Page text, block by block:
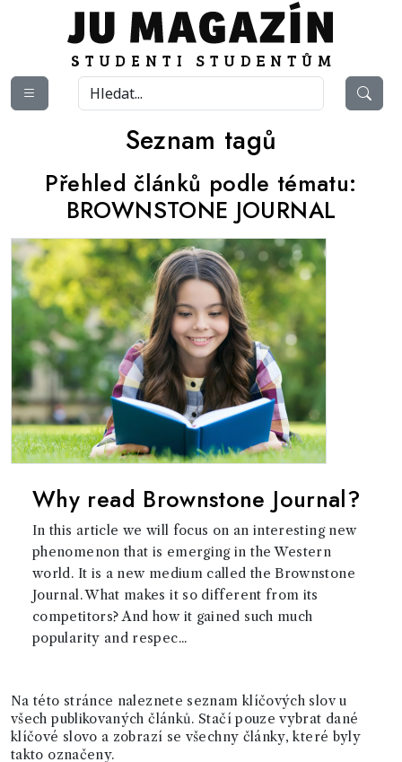
Seznam tagů
Přehled článků podle tématu:
BROWNSTONE JOURNAL
Why read Brownstone Journal?
In this article we will focus on an interesting new
phenomenon that is emerging in the Western
world. It is a new medium called the Brownstone
Journal. What makes it so different from its
competitors? And how it gained such much
popularity and respec...
Na této stránce naleznete seznam klíčových slov u
všech publikovaných článků. Stačí pouze vybrat dané
klíčové slovo a zobrazí se všechny články, které byly
takto označeny.